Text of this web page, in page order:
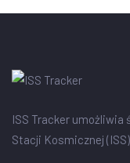
ISS Tracker
Stacji Kosmicznej